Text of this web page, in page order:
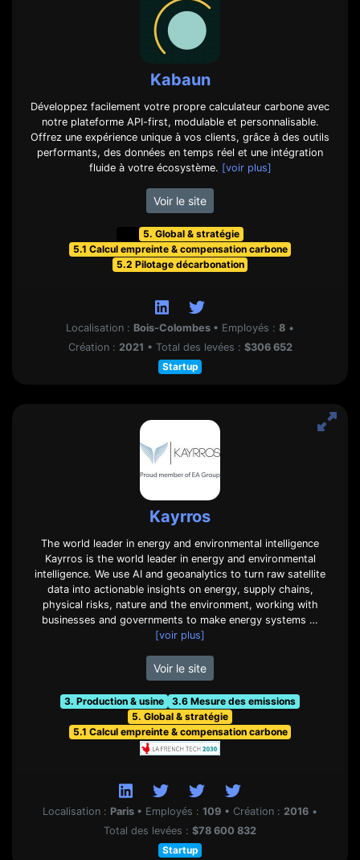
Kabaun
Développez facilement votre propre calculateur carbone avec
notre plateforme API-first, modulable et personnalisable.
Offrez une expérience unique à vos clients, grâce à des outils
performants, des données en temps réel et une intégration
fluide à votre écosystème. [voir plus]
Voir le site
5. Global & stratégie
5.1 Calcul empreinte & compensation carbone
5.2 Pilotage décarbonation
Localisation : Bois-Colombes • Employés : 8 •
Création : 2021 • Total des levées : $306 652
Startup
Kayrros
The world leader in energy and environmental intelligence
Kayrros is the world leader in energy and environmental
intelligence. We use AI and geoanalytics to turn raw satellite
data into actionable insights on energy, supply chains,
physical risks, nature and the environment, working with
businesses and governments to make energy systems …
[voir plus]
Voir le site
3. Production & usine
3.6 Mesure des emissions
5. Global & stratégie
5.1 Calcul empreinte & compensation carbone
Localisation : Paris • Employés : 109 • Création : 2016 •
Total des levées : $78 600 832
Startup